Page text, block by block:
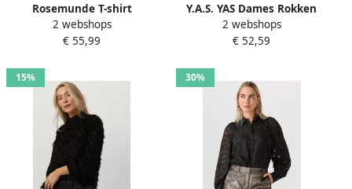
Rosemunde T-shirt
elastische vintage-kanten
rand korte mouw golvende
2 webshops
€ 55,99
Y.A.S. YAS Dames Rokken
Yasceline Hw Midi Skirt S.
Zwart
2 webshops
€ 52,59
15% 30%